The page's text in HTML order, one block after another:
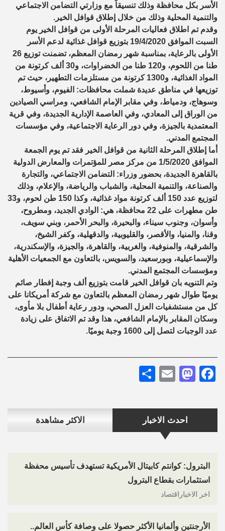
احدث الاخبار الاكثر مشاهدة
البترول: كوانتم كابيتال الأمريكية تستهدف تأسيس محفظة
استثمارات بقطاع البترول
اخر الاخباراقتصاد
الأرجنتين وألمانيا الأكثر حصولا على وصافة كأس العالم..
الأسر بكل محافظة وذلك تنسيقاً مع وزارتي التضامن الاجتماعي
والتنمية المحلية وذلك من خلال إطلاق قوافل الخير.
وقدم تم اطلاق فعاليات المرحلة الأولى من قوافل الخير يوم
السبت الموافق 19/4/2020 بتوزيع قوافل غذائية لدعم الأسر
الأولى بالرعاية، بمناسبة شهر رمضان المعظم، تضمنت توزيع 26
طنا من اللحوم، و120 طنا من الخضراوات، و30 ألف كرتونة من
المواد الغذائية، و1300 كرتونة من مستلزمات التطهير، حيث تم
توزيعها في مناطق عديدة شملت محافظات: الفيوم، وأسيوط،
وسوهاج، ودمياط، وفي مقابر الإمام الشافعي، ومراسي الصيادين
من الوراق إلى المعادي، وفي العاصمة الإدارية الجديدة، وفي قرية
المعتمدية بالجيزة، وفي دور الرعاية الاجتماعية، وفي مؤسسات
المجتمع المدني.
أما إطلاق المرحلة الثانية من قوافل الخير فقد تم يوم الجمعة
الموافق 1/5/2020 من مركز مصر للمؤتمرات والمعارض الدولية
بالقاهرة الجديدة، بحضور وزراء: التضامن الاجتماعي، والتجارة
والصناعة، والتنمية المحلية، والشباب والرياضة، والإعلام، وذلك
لتوزيع عدد 150 ألف كرتونة مواد غذائية، وكذا 150 طن لحوم، و33
طن مطهرات على 22 محافظة، هي: الوادي الجديد، ومطروح،
وأسوان، وجنوب سيناء، والبحيرة، والبحر الأحمر، وبني سويف،
وقنا، والمنيا، والأقصر، والقليوبية، والدقهلية، وكفر الشيخ،
والشرقية، والمنوفية، والغربية، والقاهرة، والجيزة، والإسكندرية،
والإسماعيلية، وبورسعيد، والسويس، بالتعاون مع الجمعيات الأهلية
ومؤسسات المجتمع المدني.
وتم التنويه بان قوافل الخير قامت بتوزيع ألف وجبة إفطار صائم
يوميًا طوال شهر رمضان المعظم بالتعاون مع شركة أمريكانا على
كل من مستشفيات العزل الصحي، ودور رعاية أطفال بلا مأوى،
وسكان المقابر بالإمام الشافعي، هذا وقد تم الاتفاق على زيادة
عدد الوجبات لتصل إلى 1600 وجبة يوميًا.
Facebook
Mastodon
Email